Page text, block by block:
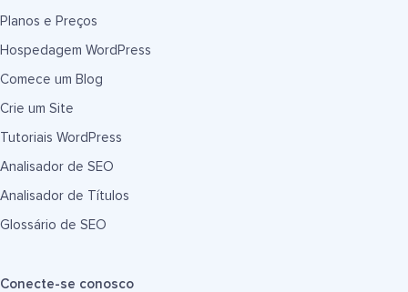
Planos e Preços
Hospedagem WordPress
Comece um Blog
Crie um Site
Tutoriais WordPress
Analisador de SEO
Analisador de Títulos
Glossário de SEO
Conecte-se conosco